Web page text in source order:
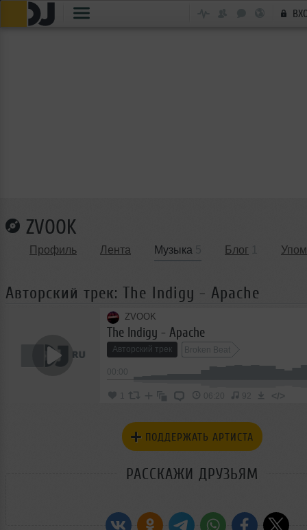
ZVOOK
Профиль Лента Музыка Блог
Авторский трек: The Indigy - Apache
ZVOOK
The Indigy - Apache
Авторский трек Broken Beat
06:20 92 </>
ПОДДЕРЖАТЬ АРТИСТА
РАССКАЖИ ДРУЗЬЯМ